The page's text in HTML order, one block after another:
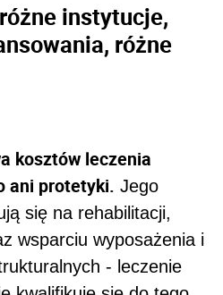
instytucje,
różne
kosztów leczenia
ani protetyki. Jego
się na rehabilitacji,
wsparciu wyposażenia i
- leczenie